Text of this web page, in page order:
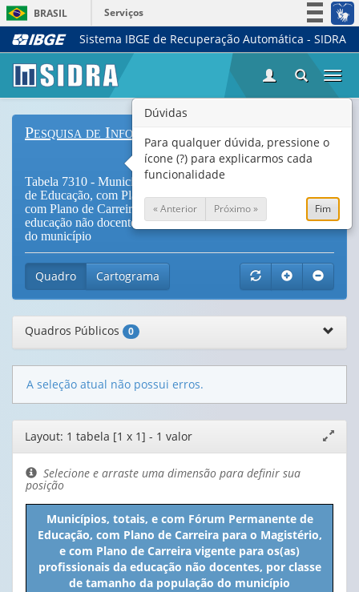
BRASIL
Serviços
Simplifique!
Acesso à informação
Canais
Sistema IBGE de Recuperação Automática - SIDRA
Pesquisa de Informações Básicas Municipais
Tabela 7310 - Municípios, totais, e com Fórum Permanente
de Educação, com Plano de Carreira para o Magistério, e
com Plano de Carreira vigente para os(as) profissionais da
educação não docentes, por classe de tamanho da população
do município
Quadro Cartograma
Quadros Públicos 0
A seleção atual não possui erros.
Editor
de
layout
janela
Layout: 1 tabela [1 x 1] - 1 valor
Selecione e arraste uma dimensão para definir sua
posição
Municípios, totais, e com Fórum Permanente de
Educação, com Plano de Carreira para o Magistério,
e com Plano de Carreira vigente para os(as)
profissionais da educação não docentes, por classe
de tamanho da população do município
Dúvidas
Para qualquer dúvida, pressione o
ícone (?) para explicarmos cada
funcionalidade
« Anterior Próximo » Fim